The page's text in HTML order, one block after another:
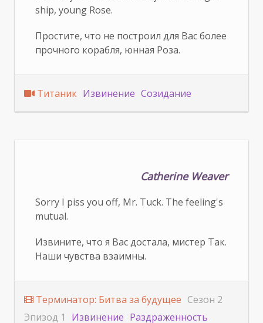
ship, young Rose.
Простите, что не построил для Вас более
прочного корабля, юнная Роза.
Титаник Извинение Созидание
Catherine Weaver
Sorry I piss you off, Mr. Tuck. The feeling's
mutual.
Извините, что я Вас достала, мистер Так.
Наши чувства взаимны.
Терминатор: Битва за будущее Сезон 2
Эпизод 1
Извинение Раздраженность